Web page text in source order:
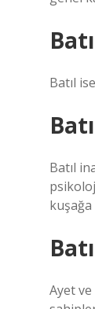
Batıl
Batıl
kuşağa
Ayet